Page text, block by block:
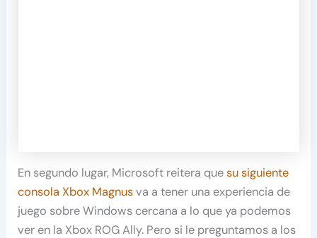
En segundo lugar, Microsoft reitera quesu siguiente
consola Xbox Magnusva a tener una experiencia de
juego sobre Windows cercana a lo que ya podemos
ver en la Xbox ROG Ally. Pero si le preguntamos a los